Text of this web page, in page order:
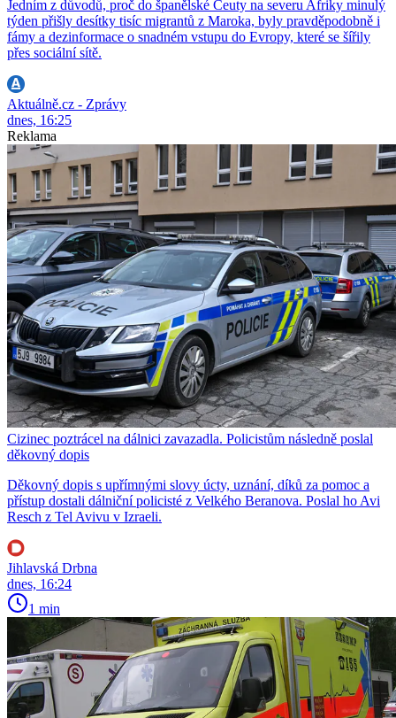
Jedním z důvodů, proč do španělské Ceuty na severu Afriky minulý
týden přišly desítky tisíc migrantů z Maroka, byly pravděpodobně i
fámy a dezinformace o snadném vstupu do Evropy, které se šířily
přes sociální sítě.
Aktuálně.cz - Zprávy
dnes, 16:25
Reklama
Cizinec poztrácel na dálnici zavazadla. Policistům následně poslal
děkovný dopis
Děkovný dopis s upřímnými slovy úcty, uznání, díků za pomoc a
přístup dostali dálniční policisté z Velkého Beranova. Poslal ho Avi
Resch z Tel Avivu v Izraeli.
Jihlavská Drbna
dnes, 16:24
1 min